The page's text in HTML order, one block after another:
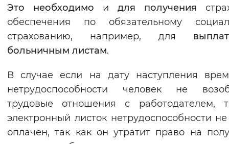
Это необходимо и для получения
обеспечения по обязательному
страхованию, например, для
больничным листам.
В случае если на дату наступления
нетрудоспособности человек не
трудовые отношения с работодателем,
электронный листок нетрудоспособности
оплачен, так как он утратит право на